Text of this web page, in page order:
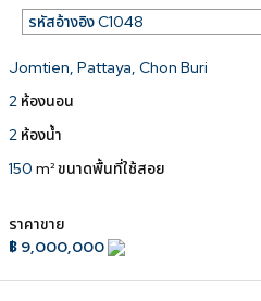
รหัสอ้างอิงC1048
Jomtien, Pattaya, Chon Buri
2 ห้องนอน
2 ห้องน้ำ
150 m² ขนาดพื้นที่ใช้สอย
ราคาขาย
฿ 9,000,000